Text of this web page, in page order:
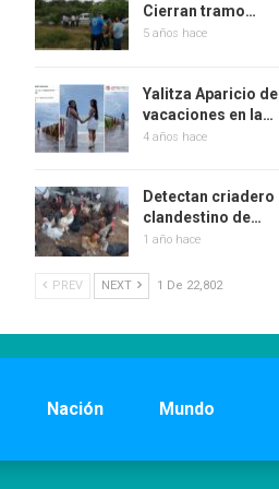
Cierran tramo…
5 años hace
Yalitza Aparicio de
vacaciones en la…
4 años hace
Detectan criadero
clandestino de…
1 año hace
PREV NEXT 1 De 22,802
Nación Mundo